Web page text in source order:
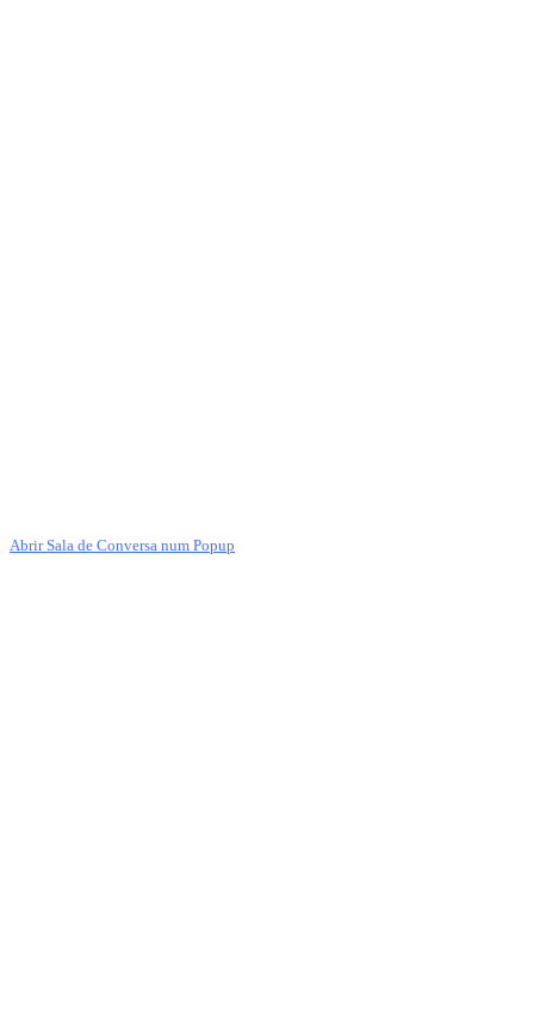
Abrir Sala de Conversa num Popup